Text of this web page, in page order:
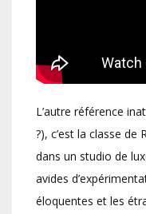
L’autre référence
?), c’est la classe de
dans un studio de
avides
éloquentes et les